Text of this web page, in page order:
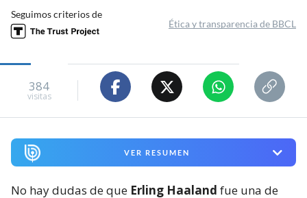
Seguimos criterios de
Ética y transparencia de BBCL
384
visitas
VER RESUMEN
No hay dudas de que Erling Haaland fue una de